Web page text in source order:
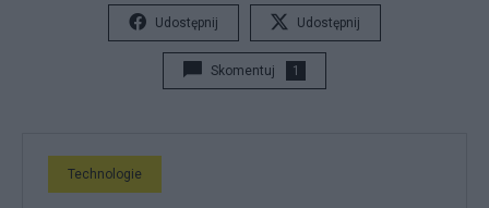
Udostępnij Udostępnij
Skomentuj 1
Technologie